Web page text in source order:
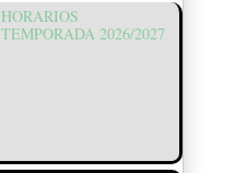
HORARIOS
TEMPORADA 2026/2027